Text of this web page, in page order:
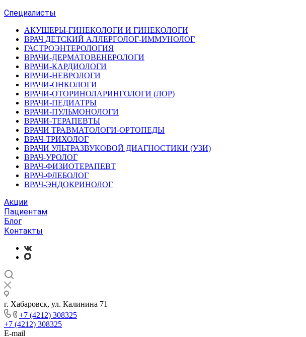
Специалисты
АКУШЕРЫ-ГИНЕКОЛОГИ И ГИНЕКОЛОГИ
ВРАЧ ДЕТСКИЙ АЛЛЕРГОЛОГ-ИММУНОЛОГ
ГАСТРОЭНТЕРОЛОГИЯ
ВРАЧИ-ДЕРМАТОВЕНЕРОЛОГИ
ВРАЧИ-КАРДИОЛОГИ
ВРАЧИ-НЕВРОЛОГИ
ВРАЧИ-ОНКОЛОГИ
ВРАЧИ-ОТОРИНОЛАРИНГОЛОГИ (ЛОР)
ВРАЧИ-ПЕДИАТРЫ
ВРАЧИ-ПУЛЬМОНОЛОГИ
ВРАЧИ-ТЕРАПЕВТЫ
ВРАЧИ ТРАВМАТОЛОГИ-ОРТОПЕДЫ
ВРАЧ-ТРИХОЛОГ
ВРАЧИ УЛЬТРАЗВУКОВОЙ ДИАГНОСТИКИ (УЗИ)
ВРАЧ-УРОЛОГ
ВРАЧ-ФИЗИОТЕРАПЕВТ
ВРАЧ-ФЛЕБОЛОГ
ВРАЧ-ЭНДОКРИНОЛОГ
Акции
Пациентам
Блог
Контакты
г. Хабаровск, ул. Калинина 71
+7 (4212) 308325
+7 (4212) 308325
E-mail